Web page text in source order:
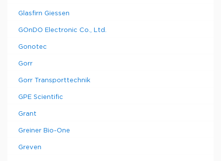
Glasfirn Giessen
GOnDO Electronic Co., Ltd.
Gonotec
Gorr
Gorr Transporttechnik
GPE Scientific
Grant
Greiner Bio-One
Greven